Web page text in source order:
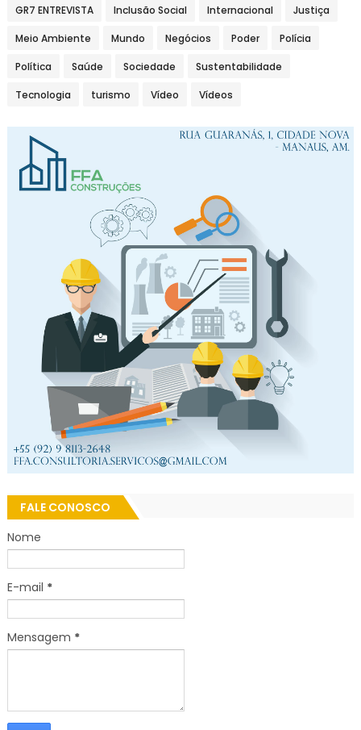
GR7 ENTREVISTA Inclusão Social Internacional Justiça
Meio Ambiente Mundo Negócios Poder Polícia
Política Saúde Sociedade Sustentabilidade
Tecnologia turismo Vídeo Vídeos
FALE CONOSCO
Nome
E-mail *
Mensagem *